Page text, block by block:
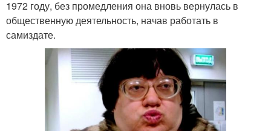
1972 году, без промедления она вновь вернулась в
общественную деятельность, начав работать в
самиздате.